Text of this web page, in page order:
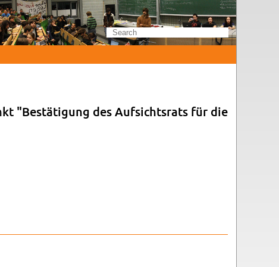
"Bestäti­gung des Auf­sicht­srats für die